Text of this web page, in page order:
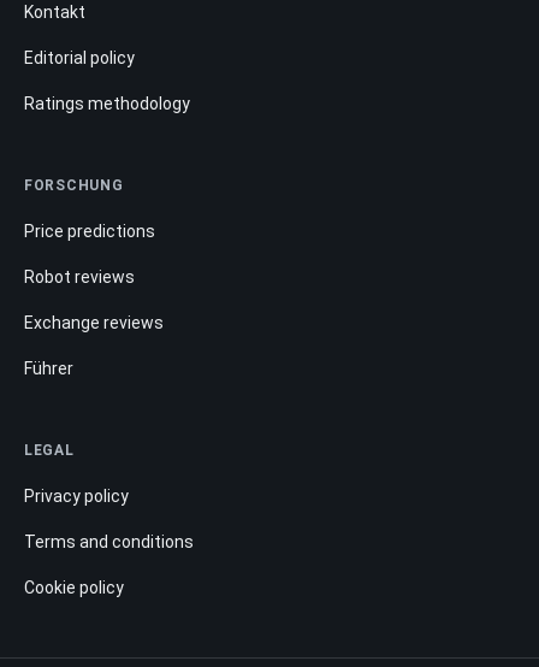
Kontakt
Editorial policy
Ratings methodology
FORSCHUNG
Price predictions
Robot reviews
Exchange reviews
Führer
LEGAL
Privacy policy
Terms and conditions
Cookie policy